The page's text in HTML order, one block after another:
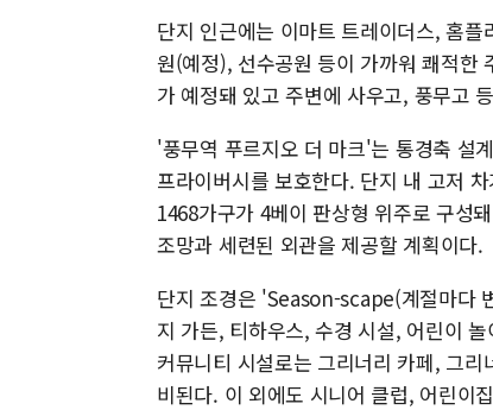
단지 인근에는 이마트 트레이더스, 홈
원(예정), 선수공원 등이 가까워 쾌적한
가 예정돼 있고 주변에 사우고, 풍무고
'풍무역 푸르지오 더 마크'는 통경축 설
프라이버시를 보호한다. 단지 내 고저
1468가구가 4베이 판상형 위주로 구성
조망과 세련된 외관을 제공할 계획이다.
단지 조경은 'Season-scape(계절마다
지 가든, 티하우스, 수경 시설, 어린이
커뮤니티 시설로는 그리너리 카페, 그
비된다. 이 외에도 시니어 클럽, 어린이